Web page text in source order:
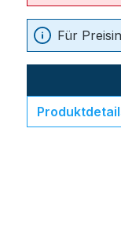
Für